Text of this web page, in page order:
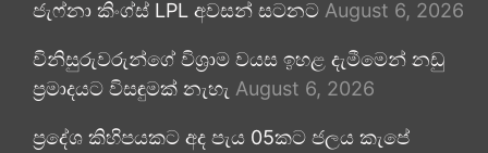
ජැෆ්නා කිංග්ස් LPL අවසන් සටනට August 6, 2026
විනිසුරුවරුන්ගේ විශ්‍රාම වයස ඉහළ දැමීමෙන් නඩු
ප්‍රමාදයට විසඳුමක් නැහැ August 6, 2026
ප්‍රදේශ කිහිපයකට අද පැය 05කට ජලය කැපේ